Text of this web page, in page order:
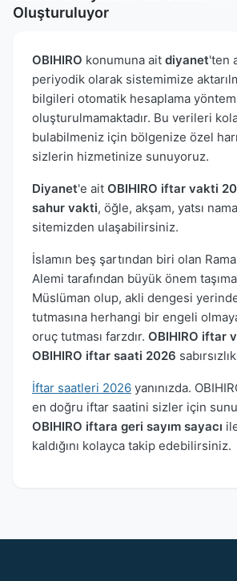
Oluşturuluyor
OBIHIRO konumuna ait diyanet'ten
periyodik olarak sistemimize
bilgileri otomatik hesaplama
oluşturulmamaktadır. Bu verileri
bulabilmeniz için bölgenize özel
sizlerin hizmetinize sunuyoruz.
Diyanet'e ait OBIHIRO iftar vakti
sahur vakti, öğle, akşam, yatsı
sitemizden ulaşabilirsiniz.
İslamın beş şartından biri olan
Alemi tarafından büyük önem
Müslüman olup, akli dengesi
tutmasına herhangi bir engeli
oruç tutması farzdır. OBIHIRO iftar
OBIHIRO iftar saati 2026
İftar saatleri 2026 yanınızda.
en doğru iftar saatini sizler için
OBIHIRO iftara geri sayım sayacı
kaldığını kolayca takip edebilirsiniz.